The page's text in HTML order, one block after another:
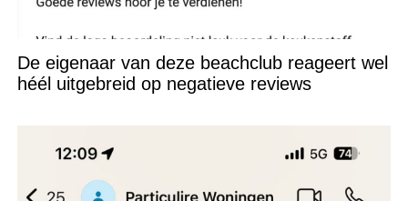
De eigenaar van deze beachclub reageert wel
héél uitgebreid op negatieve reviews